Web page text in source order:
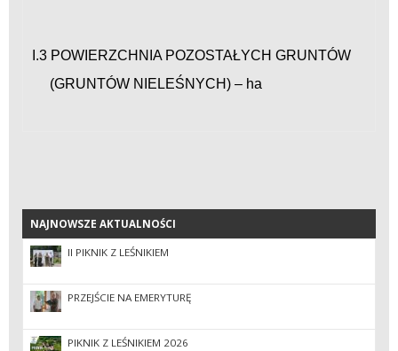
I.3 POWIERZCHNIA POZOSTAŁYCH GRUNTÓW
(GRUNTÓW NIELEŚNYCH) – ha
NAJNOWSZE AKTUALNOŚCI
NAJNOWSZE AKTUALNOŚCI
II PIKNIK Z LEŚNIKIEM
PRZEJŚCIE NA EMERYTURĘ
PIKNIK Z LEŚNIKIEM 2026